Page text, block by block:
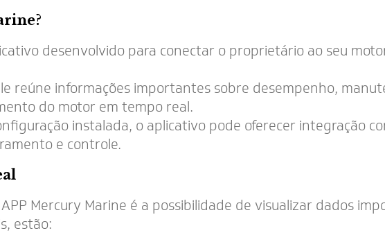
desenvolvido para conectar o proprietário ao seu
reúne informações importantes sobre desempenho,
do motor em tempo real.
instalada, o aplicativo pode oferecer integração
e controle.
Mercury Marine é a possibilidade de visualizar dados
estão: